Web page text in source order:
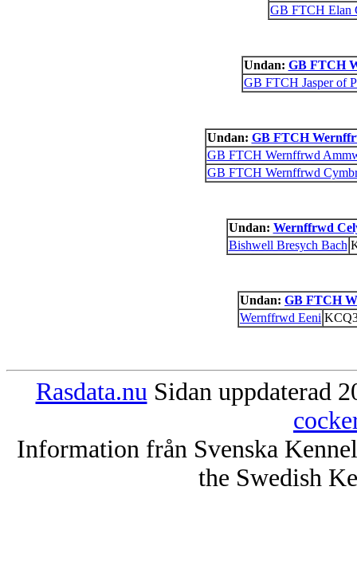
GB FTCH Elan
Undan: GB FTCH
GB FTCH Jasper of
Undan: GB FTCH
GB FTCH Wernffrwd
GB FTCH Wernffrwd
Undan: Wernffrwd
Bishwell Bresych Bach
Undan: GB FTCH
Wernffrwd Eeni
Rasdata.nu Sidan uppdaterad
Information från Svenska
the Swedish